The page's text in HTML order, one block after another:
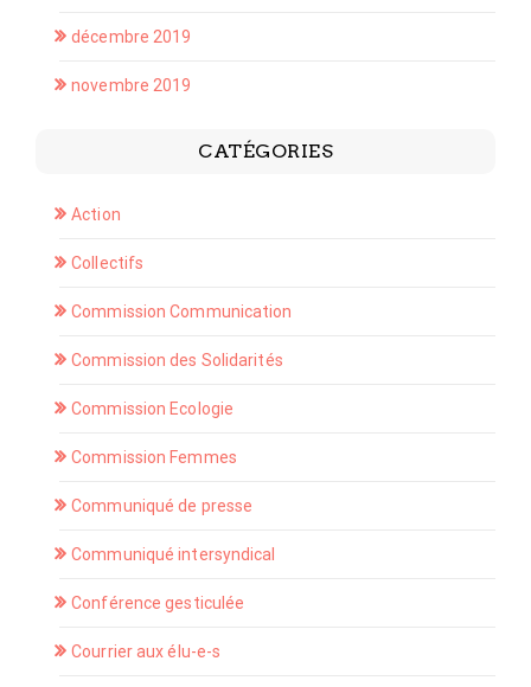
décembre 2019
novembre 2019
CATÉGORIES
Action
Collectifs
Commission Communication
Commission des Solidarités
Commission Ecologie
Commission Femmes
Communiqué de presse
Communiqué intersyndical
Conférence gesticulée
Courrier aux élu-e-s